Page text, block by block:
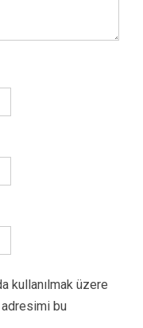
kullanılmak üzere
bu